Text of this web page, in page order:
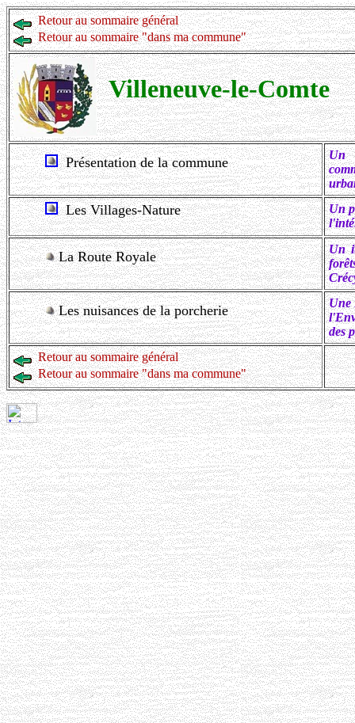
Retour au sommaire général
Retour au sommaire "dans ma commune"
Villeneuve-le-Comte
Présentation de la commune
Un
Les Villages-Nature
Un
La Route Royale
Un
Les nuisances de la porcherie
Une
des
Retour au sommaire général
Retour au sommaire "dans ma commune"